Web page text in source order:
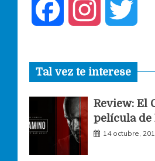
c
e
b
s
t
a
i
t
t
Tal vez te interese
Review: El
película de
14 octubre,